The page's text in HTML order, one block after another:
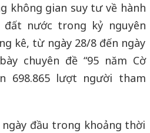
không gian suy tư về hành
nước trong kỷ nguyên
kê, từ ngày 28/8 đến ngày
chuyên đề “95 năm Cờ
698.865 lượt người tham
ngày đầu trong khoảng thời